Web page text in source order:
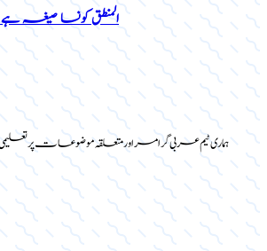
المنطق کونسا
ہماری ٹیم عربی گرامر اور متعلقہ موضوعات پر